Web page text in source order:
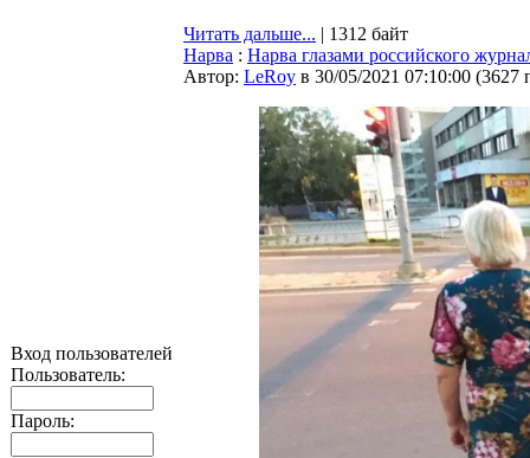
Вход пользователей
Пользователь:
Пароль:
Читать дальше... | 1312 байт
Нарва : Нарва глазами российского
Автор: LeRoy в 30/05/2021 07:10:00 (3627